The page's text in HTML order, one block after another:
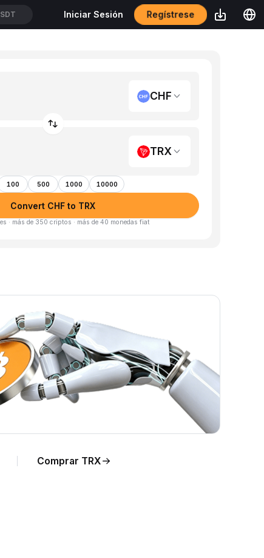
Iniciar Sesión Regístrese
CHF
TRX
100 500 1000 10000
Convert CHF to TRX
· más de 350 criptos · más de 40 monedas fiat
Comprar TRX